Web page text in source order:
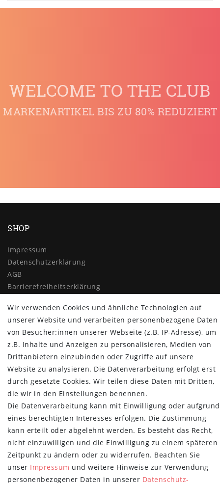
WELCOME TO THE CLUB
MARKENARTIKEL BIS ZU 80% REDUZIERT
SHOP
Impressum
Daten­schutz­erklärung
AGB
Barrierefreiheitserklärung
Vertrag widerrufen
MYPOPUPCLUB
Über uns
Retoure
Versand- und Zahlungsbedingungen
NEWSLETTER
E-MAIL **
Newsletter
Honig
Hiermit bestätige ich, dass ich die Daten­schutz­erklärunggelesen habe.
Meine Einwilligung kann ich jederzeit widerrufen.**
Abonnieren
Wir verwenden Cookies und ähnliche Technologien auf
unserer Website und verarbeiten personenbezogene Daten
von Besucher:innen unserer Webseite (z.B. IP-Adresse), um
z.B. Inhalte und Anzeigen zu personalisieren, Medien von
Drittanbietern einzubinden oder Zugriffe auf unsere
Website zu analysieren. Die Datenverarbeitung erfolgt erst
durch gesetzte Cookies. Wir teilen diese Daten mit Dritten,
die wir in den Einstellungen benennen.
Die Datenverarbeitung kann mit Einwilligung oder aufgrund
eines berechtigten Interesses erfolgen. Die Zustimmung
kann erteilt oder abgelehnt werden. Es besteht das Recht,
nicht einzuwilligen und die Einwilligung zu einem späteren
Zeitpunkt zu ändern oder zu widerrufen. Beachten Sie
unser Impressum und weitere Hinweise zur Verwendung
personenbezogener Daten in unserer Daten­schutz­